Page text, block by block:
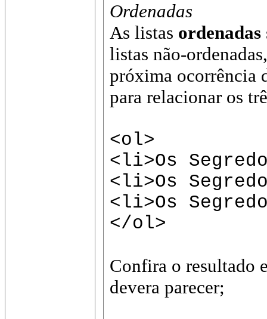
Ordenadas
As listas ordenadas
listas não-
próxima ocorrência
para relacionar os
<ol>
<li>Os
<li>Os
<li>Os
</ol>
Confira o resultado
devera parecer;